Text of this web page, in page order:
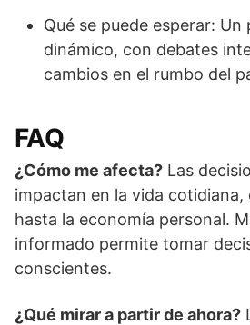
Qué se puede esperar:
dinámico, con debates
cambios en el rumbo del
FAQ
¿Cómo me afecta? Las
impactan en la vida cotidiana,
hasta la economía personal.
informado permite tomar
conscientes.
¿Qué mirar a partir de ahora?